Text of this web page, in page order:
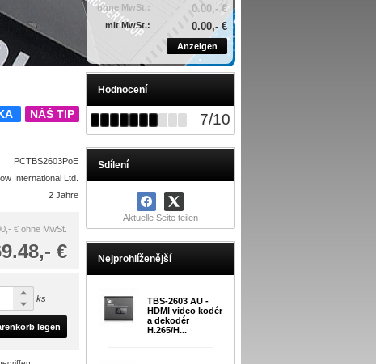
ohne MwSt.: 0.00,- €
mit MwSt.: 0.00,- €
Anzeigen
Hodnocení
7/10
Sdílení
Aktuelle Seite teilen
Nejprohlíženější
TBS-2603 AU -
HDMI video kodér
a dekodér
H.265/H...
NÁŠ TIP
PCTBS2603PoE
International Ltd.
2 Jahre
€ ohne MwSt.
€
ks
legen